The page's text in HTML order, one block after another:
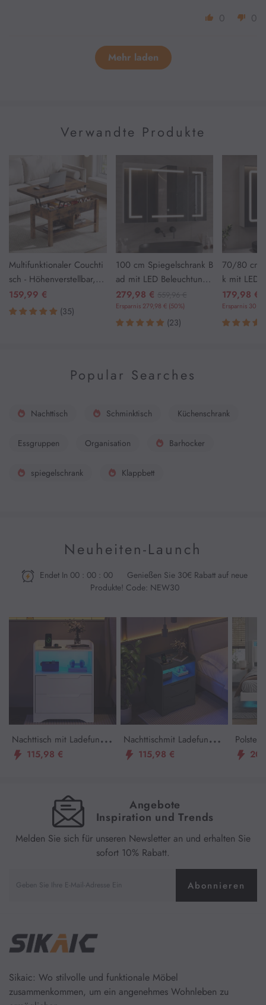
0
0
Mehr laden
Verwandte Produkte
Multifunktionaler Couchti
sch - Höhenverstellbar, Id
eal als Kaffeetisch oder E
sszimmertisch (Vintagebr
159,99 €
(35)
100 cm Spiegelschrank B
ad mit LED Beleuchtung
und Steckdose
279,98 €
Ersparnis 279,98 € (50%)
(23)
70/80 cm
k mit LED
nd
Weiß
179,98 €
Ersparnis
Popular Searches
Nachttisch Schminktisch Küchenschrank
Essgruppen Organisation Barhocker
spiegelschrank Klappbett
Neuheiten-Launch
Endet In 00 : 00 : 00
Genießen Sie 30€ Rabatt auf neue
Produkte! Code: NEW30
Nachttisch mit Ladefunkti
on und LED-Licht, Weiß
115,98 €
Nachttischmit Ladefunktio
n und LED-Licht, Schwarz
115,98 €
Angebote
Inspiration und Trends
Melden Sie sich für unseren Newsletter an und erhalten Sie
sofort 10% Rabatt.
Abonnieren
Sikaic: Wo stilvolle und funktionale Möbel
zusammenkommen, um ein angenehmes Wohnleben zu